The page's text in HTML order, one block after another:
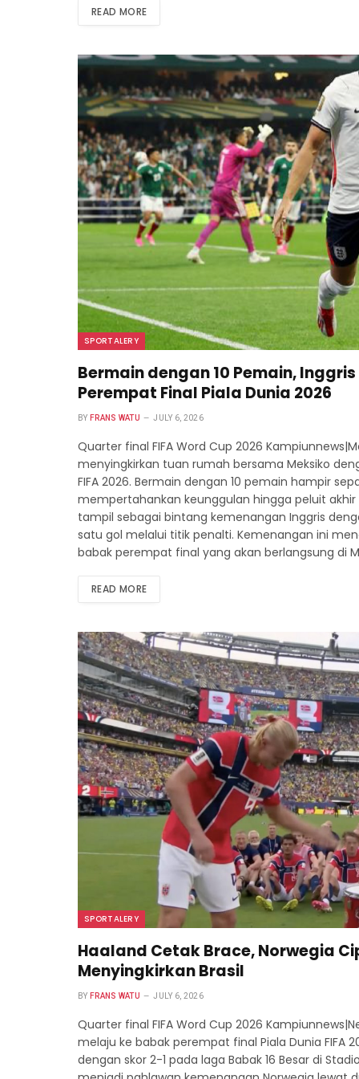
READ MORE
SPORTALERY
Bermain dengan 10 Pemain,
Perempat Final Piala Dunia 2026
BY FRANS WATU JULY 6, 2026
Quarter final FIFA Word Cup 2026
menyingkirkan tuan rumah bersama Meksiko
FIFA 2026. Bermain dengan 10 pemain hampir
mempertahankan keunggulan hingga peluit
tampil sebagai bintang kemenangan Inggris
satu gol melalui titik penalti. Kemenangan ini
babak perempat final yang akan berlangsung di
READ MORE
SPORTALERY
Haaland Cetak Brace, Norwegia
Menyingkirkan Brasil
BY FRANS WATU JULY 6, 2026
Quarter final FIFA Word Cup 2026
melaju ke babak perempat final Piala Dunia
dengan skor 2-1 pada laga Babak 16 Besar di